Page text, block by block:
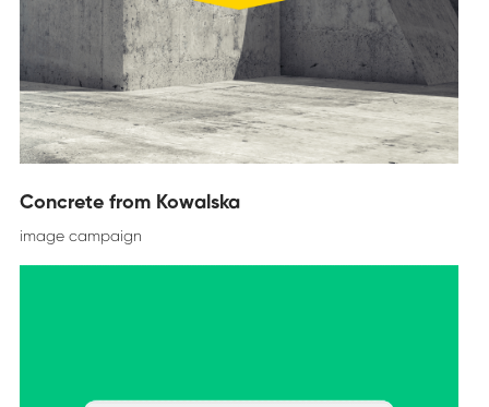
Concrete from Kowalska
image campaign